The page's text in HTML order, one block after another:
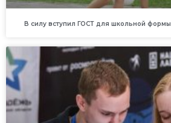
В силу вступил ГОСТ для школьной формы